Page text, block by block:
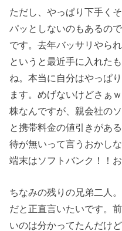
ただし、やっぱり下手く
パッとしないのもあるの
です。去年バッサリやら
というと最近手に入れた
ね。本当に自分はやっぱ
ます。めげないけどさぁ
株なんですが、親会社の
と携帯料金の値引きがあ
待が無いって言うおかし
端末はソフトバンク！！
ちなみの残りの兄弟二人
だと正直言いたいです。
いのは分かってたんだけ